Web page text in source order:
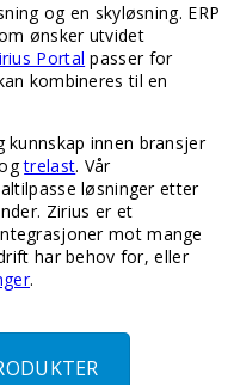
og en skyløsning. ERP
ønsker utvidet
Portal passer for
kombineres til en
kunnskap innen bransjer
trelast. Vår
løsninger etter
Zirius er et
mot mange
har behov for, eller
.